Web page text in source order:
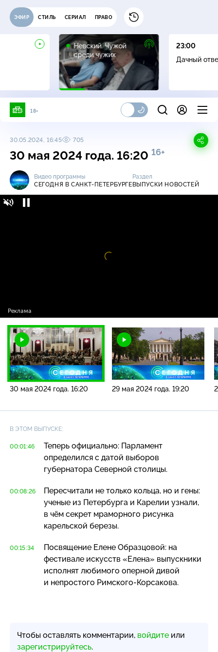
ЭФИР СТИЛЬ СЕРИАЛ ПРАВО
Невский. Чужой
среди чужих
16+
23:00
Дачный
18+
30.05.2024, 16:45 705
30 мая 2024 года. 16:20 16+
Видео программы
СЕГОДНЯ В САНКТ-ПЕТЕРБУРГЕ
Раздел
ВЫПУСКИ НОВОСТЕЙ
30 мая 2024 года. 16:20 29 мая 2024 года. 19:20
В ЭТОМ ВЫПУСКЕ:
00:01:46
Теперь официально: Парламент
определился с датой выборов
губернатора Северной столицы.
00:08:26
Пересчитали не только кольца, но и гены:
ученые из Петербурга и Карелии узнали,
в чём секрет мраморного рисунка
карельской березы.
00:15:34
Посвящение Елене Образцовой: на
фестивале искусств «Елена» выпускники
исполнят любимого оперной дивой
и непростого Римского-Корсакова.
Чтобы оставлять комментарии, войдите или
зарегистрируйтесь.